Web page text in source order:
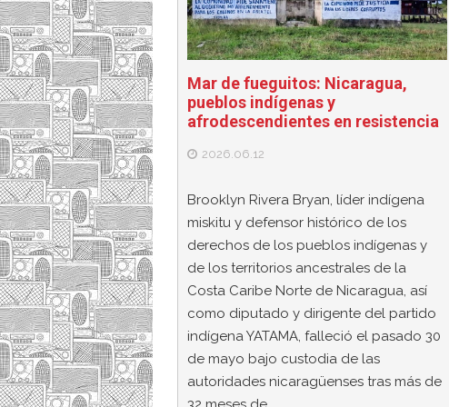
Mar de fueguitos: Nicaragua,
pueblos indígenas y
afrodescendientes en resistencia
2026.06.12
Brooklyn Rivera Bryan, líder indígena
miskitu y defensor histórico de los
derechos de los pueblos indígenas y
de los territorios ancestrales de la
Costa Caribe Norte de Nicaragua, así
como diputado y dirigente del partido
indígena YATAMA, falleció el pasado 30
de mayo bajo custodia de las
autoridades nicaragüenses tras más de